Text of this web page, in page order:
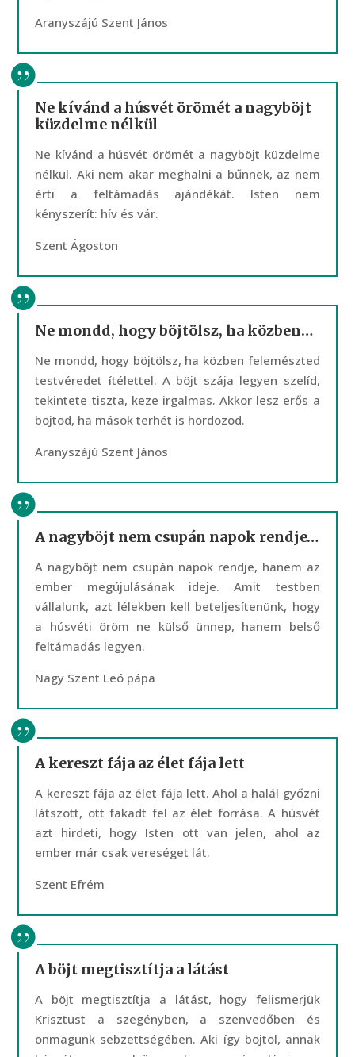
Aranyszájú Szent János
Ne kívánd a húsvét örömét a nagyböjt
küzdelme nélkül
Ne kívánd a húsvét örömét a nagyböjt küzdelme
nélkül. Aki nem akar meghalni a bűnnek, az nem
érti a feltámadás ajándékát. Isten nem
kényszerít: hív és vár.
Szent Ágoston
Ne mondd, hogy böjtölsz, ha közben…
Ne mondd, hogy böjtölsz, ha közben felemészted
testvéredet ítélettel. A böjt szája legyen szelíd,
tekintete tiszta, keze irgalmas. Akkor lesz erős a
böjtöd, ha mások terhét is hordozod.
Aranyszájú Szent János
A nagyböjt nem csupán napok rendje…
A nagyböjt nem csupán napok rendje, hanem az
ember megújulásának ideje. Amit testben
vállalunk, azt lélekben kell beteljesítenünk, hogy
a húsvéti öröm ne külső ünnep, hanem belső
feltámadás legyen.
Nagy Szent Leó pápa
A kereszt fája az élet fája lett
A kereszt fája az élet fája lett. Ahol a halál győzni
látszott, ott fakadt fel az élet forrása. A húsvét
azt hirdeti, hogy Isten ott van jelen, ahol az
ember már csak vereséget lát.
Szent Efrém
A böjt megtisztítja a látást
A böjt megtisztítja a látást, hogy felismerjük
Krisztust a szegényben, a szenvedőben és
önmagunk sebzettségében. Aki így böjtöl, annak